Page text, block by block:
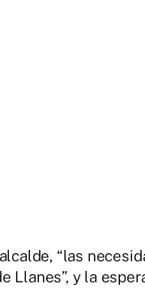
“las
Llanes”, y la